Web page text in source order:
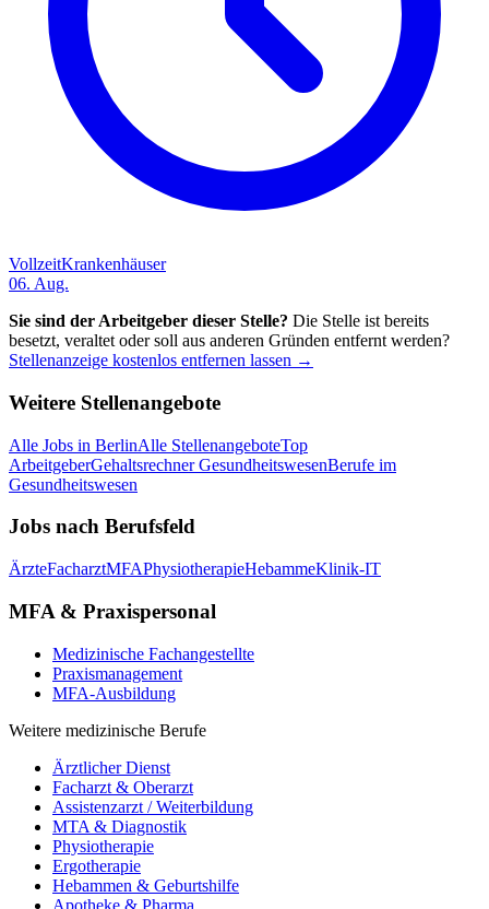
VollzeitKrankenhäuser
06. Aug.
Sie sind der Arbeitgeber dieser Stelle? Die Stelle ist bereits
besetzt, veraltet oder soll aus anderen Gründen entfernt werden?
Stellenanzeige kostenlos entfernen lassen →
Weitere Stellenangebote
Alle Jobs in BerlinAlle StellenangeboteTop
ArbeitgeberGehaltsrechner GesundheitswesenBerufe im
Gesundheitswesen
Jobs nach Berufsfeld
ÄrzteFacharztMFAPhysiotherapieHebammeKlinik-IT
MFA & Praxispersonal
Medizinische Fachangestellte
Praxismanagement
MFA-Ausbildung
Weitere medizinische Berufe
Ärztlicher Dienst
Facharzt & Oberarzt
Assistenzarzt / Weiterbildung
MTA & Diagnostik
Physiotherapie
Ergotherapie
Hebammen & Geburtshilfe
Apotheke & Pharma